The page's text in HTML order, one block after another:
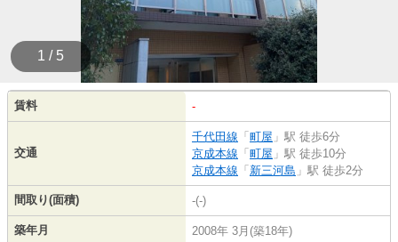
1 / 5
賃料 -
交通
千代田線 「 町屋 」駅 徒歩6分
京成本線 「 町屋 」駅 徒歩10分
京成本線 「 新三河島 」駅 徒歩2分
間取り(面積) -(-)
築年月 2008年 3月(築18年)